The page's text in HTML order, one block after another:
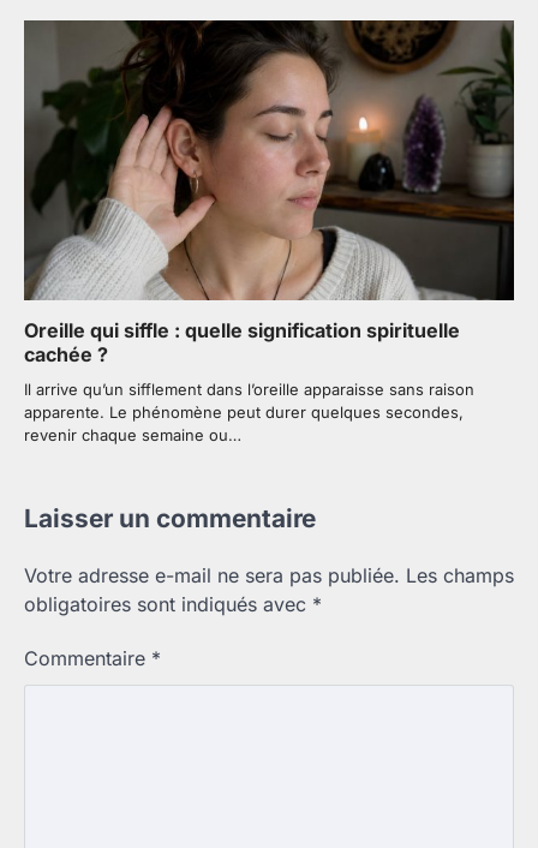
Oreille qui siffle : quelle signification spirituelle
cachée ?
Il arrive qu’un sifflement dans l’oreille apparaisse sans raison
apparente. Le phénomène peut durer quelques secondes,
revenir chaque semaine ou…
Laisser un commentaire
Votre adresse e-mail ne sera pas publiée. Les champs
obligatoires sont indiqués avec *
Commentaire *